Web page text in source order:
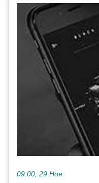
09:00, 29 Ноя